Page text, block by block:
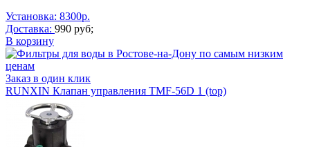
Установка: 8300р.
Доставка: 990 руб;
В корзину
Заказ в один клик
RUNXIN Клапан управления TMF-56D 1 (top)